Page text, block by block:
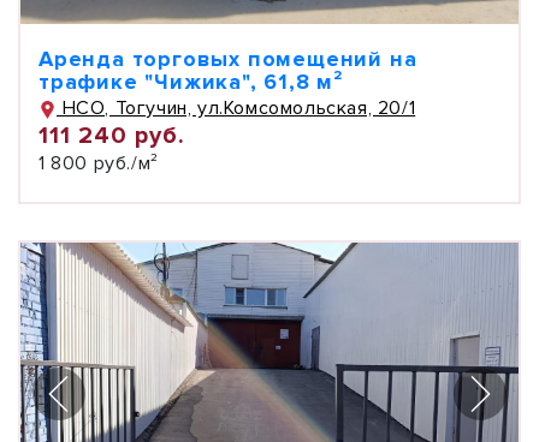
Аренда торговых помещений на
трафике "Чижика", 61,8 м²
НСО, Тогучин, ул.Комсомольская, 20/1
111 240 руб.
1 800 руб./м²